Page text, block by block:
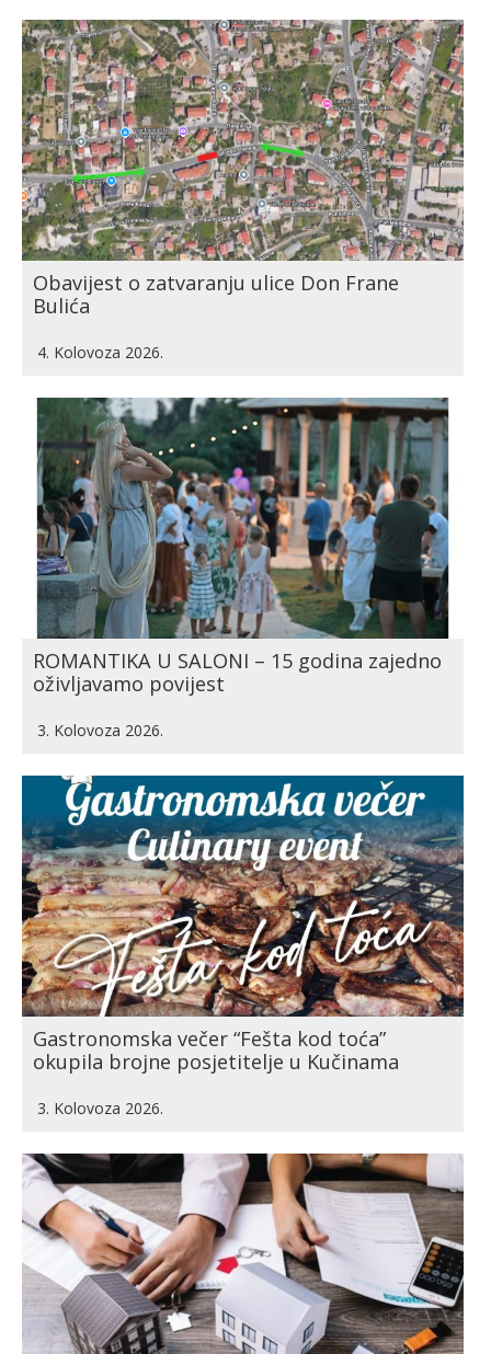
Obavijest o zatvaranju ulice Don Frane
Bulića
4. Kolovoza 2026.
ROMANTIKA U SALONI – 15 godina zajedno
oživljavamo povijest
3. Kolovoza 2026.
Gastronomska večer “Fešta kod toća”
okupila brojne posjetitelje u Kučinama
3. Kolovoza 2026.